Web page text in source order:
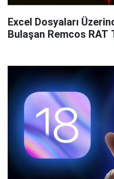
Excel Dosyaları
Bulaşan Remcos RAT